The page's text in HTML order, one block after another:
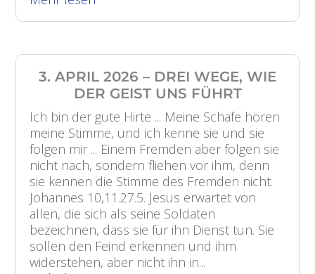
3. APRIL 2026 – DREI WEGE, WIE
DER GEIST UNS FÜHRT
Ich bin der gute Hirte ... Meine Schafe hören
meine Stimme, und ich kenne sie und sie
folgen mir ... Einem Fremden aber folgen sie
nicht nach, sondern fliehen vor ihm, denn
sie kennen die Stimme des Fremden nicht.
Johannes 10,11.27.5. Jesus erwartet von
allen, die sich als seine Soldaten
bezeichnen, dass sie für ihn Dienst tun. Sie
sollen den Feind erkennen und ihm
widerstehen, aber nicht ihn in...